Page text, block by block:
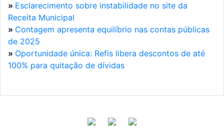
» Esclarecimento sobre instabilidade no site da
Receita Municipal
» Contagem apresenta equilíbrio nas contas públicas
de 2025
» Oportunidade única: Refis libera descontos de até
100% para quitação de dívidas